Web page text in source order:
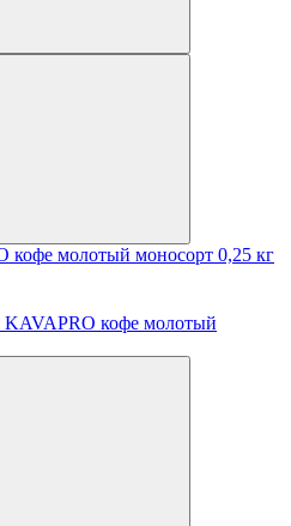
кофе молотый моносорт 0,25 кг